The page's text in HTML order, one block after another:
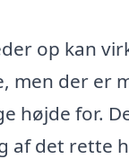
op kan
men der er
højde for.
af det rette